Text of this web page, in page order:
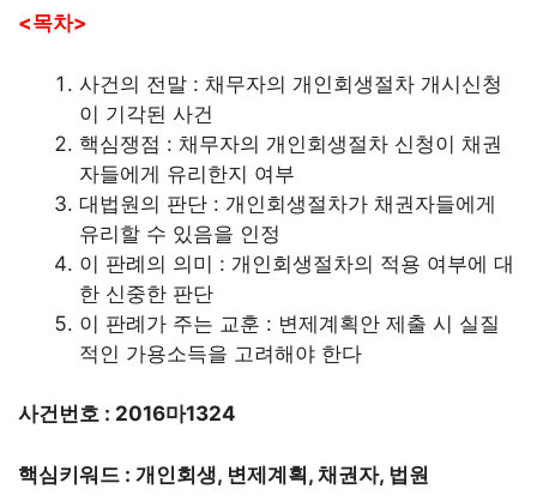
<목차>
사건의 전말 : 채무자의 개인회생절차 개시신청
이 기각된 사건
핵심쟁점 : 채무자의 개인회생절차 신청이 채권
자들에게 유리한지 여부
대법원의 판단 : 개인회생절차가 채권자들에게
유리할 수 있음을 인정
이 판례의 의미 : 개인회생절차의 적용 여부에 대
한 신중한 판단
이 판례가 주는 교훈 : 변제계획안 제출 시 실질
적인 가용소득을 고려해야 한다
사건번호 : 2016마1324
핵심키워드 : 개인회생, 변제계획, 채권자, 법원